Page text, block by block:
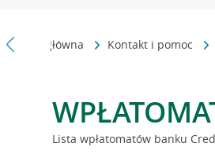
Strona główna Kontakt i pomoc
Lista wpłatomatów banku